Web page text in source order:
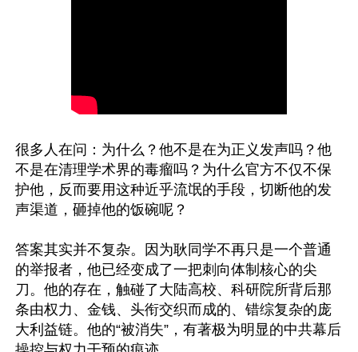
很多人在问：为什么？他不是在为正义发声吗？他
不是在清理学术界的毒瘤吗？为什么官方不仅不保
护他，反而要用这种近乎流氓的手段，切断他的发
声渠道，砸掉他的饭碗呢？
答案其实并不复杂。因为耿同学不再只是一个普通
的举报者，他已经变成了一把刺向体制核心的尖
刀。他的存在，触碰了大陆高校、科研院所背后那
条由权力、金钱、头衔交织而成的、错综复杂的庞
大利益链。他的“被消失”，有著极为明显的中共幕后